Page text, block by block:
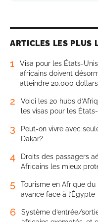
ARTICLES LES PLUS
1
Visa pour les États-
africains doivent
atteindre 20.000 dollars
2
Voici les 20 hubs
les visas pour les
3
Peut-on vivre avec
Dakar?
4
Droits des passagers
Africains les mieux
5
Tourisme en Afrique
avance face à l’Égypte
6
Système d’entrée/